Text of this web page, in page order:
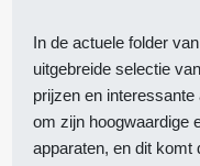
In de actuele folder
uitgebreide selectie
prijzen en
om zijn hoogwaardige
apparaten, en dit komt